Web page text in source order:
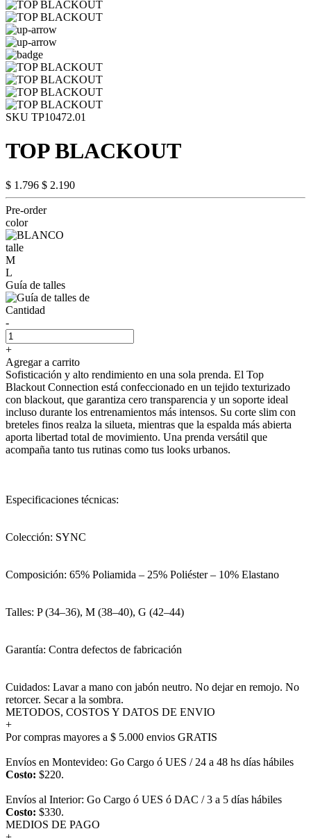
SKU TP10472.01
TOP BLACKOUT
$ 1.796 $ 2.190
Pre-order
color
talle
M
L
Guía de talles
Cantidad
-
+
Agregar a carrito
Sofisticación y alto rendimiento en una sola prenda. El Top
Blackout Connection está confeccionado en un tejido texturizado
con blackout, que garantiza cero transparencia y un soporte ideal
incluso durante los entrenamientos más intensos. Su corte slim con
breteles finos realza la silueta, mientras que la espalda más abierta
aporta libertad total de movimiento. Una prenda versátil que
acompaña tanto tus rutinas como tus looks urbanos.
Especificaciones técnicas:
Colección: SYNC
Composición: 65% Poliamida – 25% Poliéster – 10% Elastano
Talles: P (34–36), M (38–40), G (42–44)
Garantía: Contra defectos de fabricación
Cuidados: Lavar a mano con jabón neutro. No dejar en remojo. No
retorcer. Secar a la sombra.
METODOS, COSTOS Y DATOS DE ENVIO
+
Por compras mayores a $ 5.000 envios GRATIS
Envíos en Montevideo: Go Cargo ó UES / 24 a 48 hs días hábiles
Costo: $220.
Envíos al Interior: Go Cargo ó UES ó DAC / 3 a 5 días hábiles
Costo: $330.
MEDIOS DE PAGO